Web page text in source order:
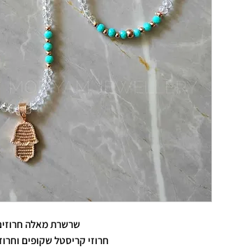
שרשרת מאלה
חרוזי קריסטל שקופים